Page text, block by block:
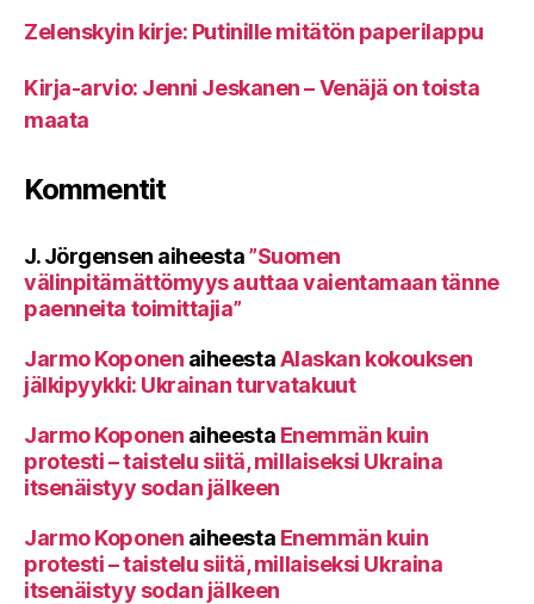
Zelenskyin kirje: Putinille mitätön paperilappu
Kirja-arvio: Jenni Jeskanen – Venäjä on toista
maata
Kommentit
J. Jörgensen aiheesta”Suomen
välinpitämättömyys auttaa vaientamaan tänne
paenneita toimittajia”
Jarmo Koponen aiheestaAlaskan kokouksen
jälkipyykki: Ukrainan turvatakuut
Jarmo Koponen aiheesta Enemmän kuin
protesti – taistelu siitä, millaiseksi Ukraina
itsenäistyy sodan jälkeen
Jarmo Koponen aiheesta Enemmän kuin
protesti – taistelu siitä, millaiseksi Ukraina
itsenäistyy sodan jälkeen